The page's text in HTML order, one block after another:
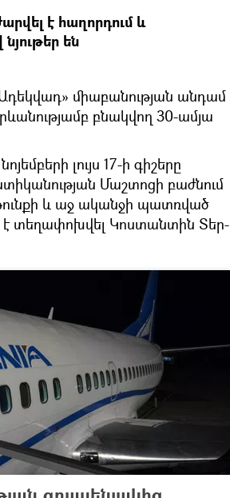
է հաղորդում և
են
միաբանության անդամ
բնակվող 30-ամյա
լույս 17-ի գիշերը
Մաշտոցի բաժնում
և աջ ականջի պատռված
է տեղափոխվել Կոստանտին Տեր-